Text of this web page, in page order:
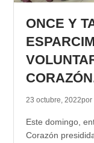
ONCE Y
23 octubre, 2022por
Este domingo,
Corazón